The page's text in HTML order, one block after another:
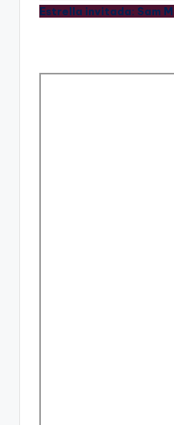
Estrella invitada: Sam